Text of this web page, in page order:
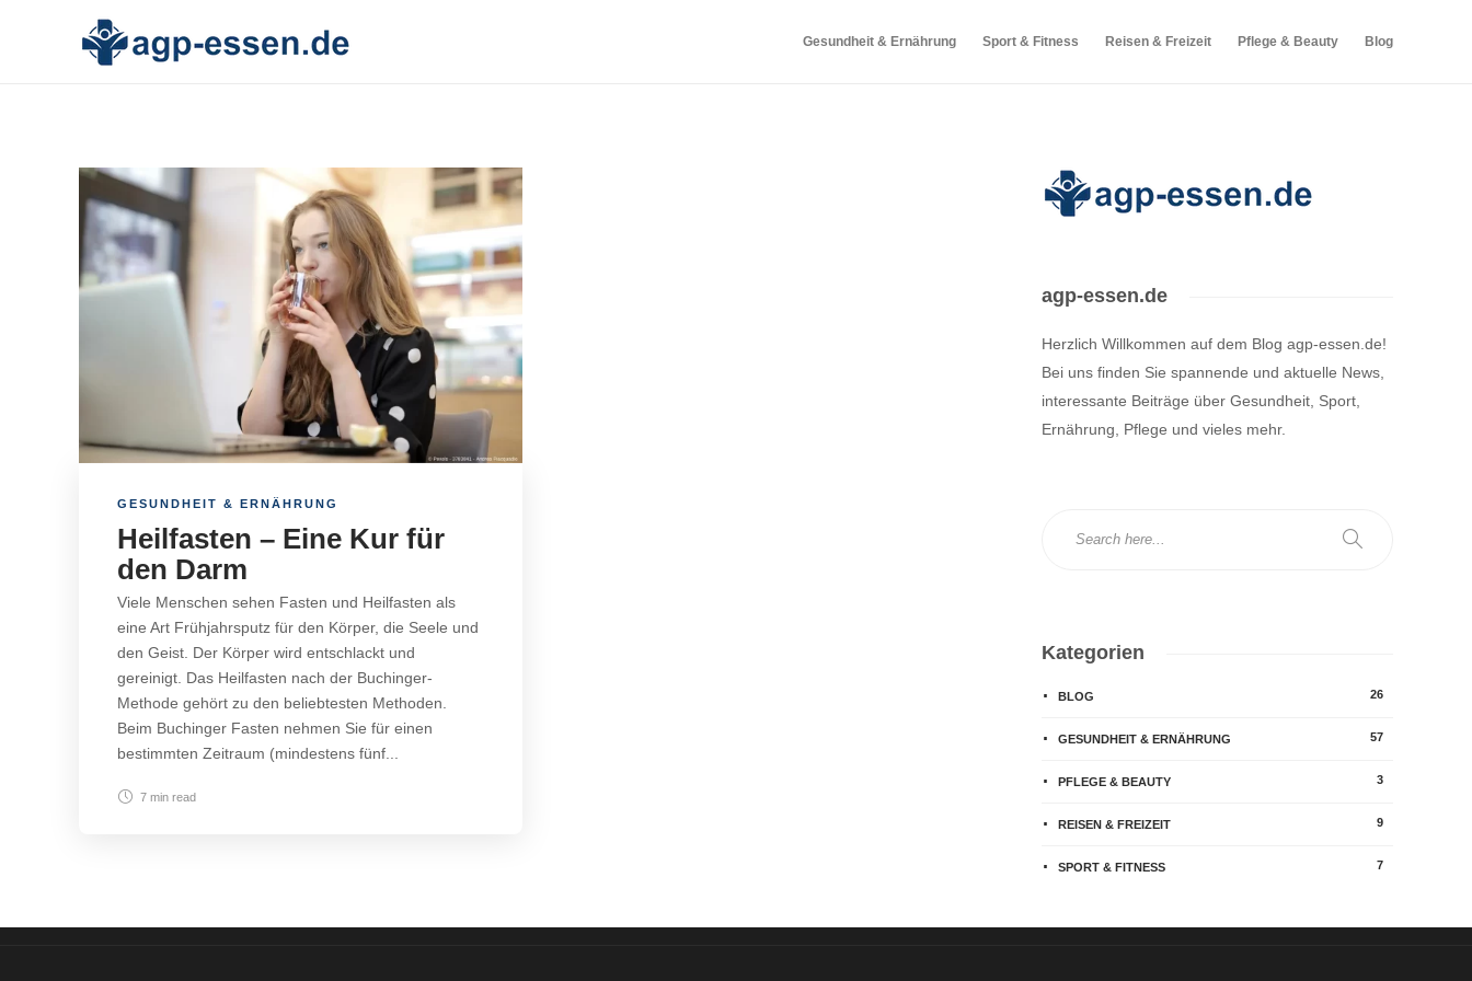
Gesundheit & Ernährung Sport & Fitness Reisen & Freizeit Pflege & Beauty Blog
GESUNDHEIT & ERNÄHRUNG
Heilfasten – Eine Kur für
den Darm
Viele Menschen sehen Fasten und Heilfasten als
eine Art Frühjahrsputz für den Körper, die Seele und
den Geist. Der Körper wird entschlackt und
gereinigt. Das Heilfasten nach der Buchinger-
Methode gehört zu den beliebtesten Methoden.
Beim Buchinger Fasten nehmen Sie für einen
bestimmten Zeitraum (mindestens fünf...
7 min read
agp-essen.de
Herzlich Willkommen auf dem Blog agp-essen.de!
Bei uns finden Sie spannende und aktuelle News,
interessante Beiträge über Gesundheit, Sport,
Ernährung, Pflege und vieles mehr.
Kategorien
BLOG 26
GESUNDHEIT & ERNÄHRUNG 57
PFLEGE & BEAUTY 3
REISEN & FREIZEIT 9
SPORT & FITNESS 7